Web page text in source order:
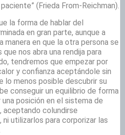
(Frieda From-Reichman).
la forma de hablar del
en gran parte, aunque a
manera en que la otra persona se
nos abra una rendija para
tendremos que empezar por
y confianza aceptándole sin
lo menos posible descubrir su
conseguir un equilibrio de forma
posición en el sistema de
aceptando colundirse
utilizarlos para corporizar las